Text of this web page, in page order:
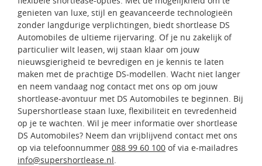
genieten van luxe, stijl en geavanceerde technologieën
zonder langdurige verplichtingen, biedt shortlease DS
Automobiles de ultieme rijervaring. Of je nu zakelijk of
particulier wilt leasen, wij staan klaar om jouw
nieuwsgierigheid te bevredigen en je kennis te laten
maken met de prachtige DS-modellen. Wacht niet langer
en neem vandaag nog contact met ons op om jouw
shortlease-avontuur met DS Automobiles te beginnen. Bij
Supershortlease staan luxe, flexibiliteit en tevredenheid
op je te wachten. Wil je meer informatie over shortlease
DS Automobiles? Neem dan vrijblijvend contact met ons
op via telefoonnummer 088 99 60 100 of via e-mailadres
info@supershortlease.nl.